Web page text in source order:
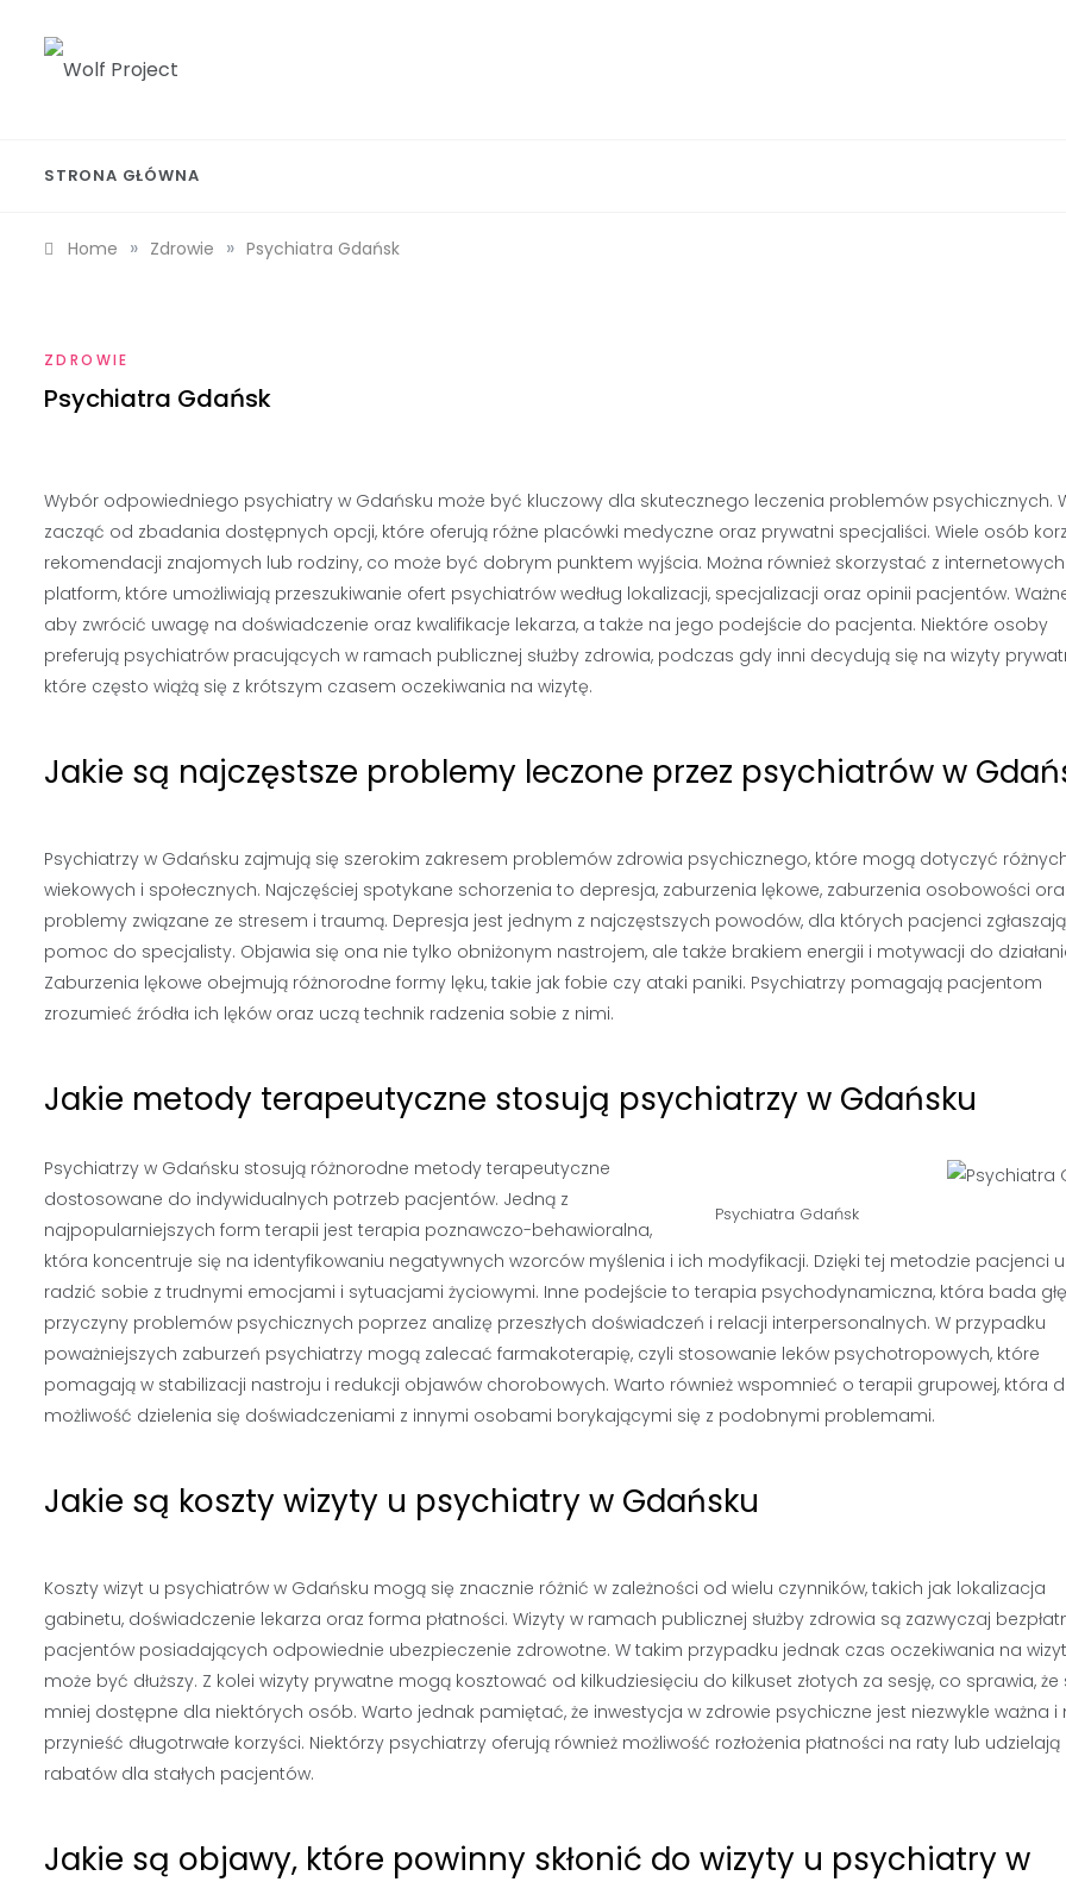
content
STRONA GŁÓWNA
Home » Zdrowie » Psychiatra Gdańsk
ZDROWIE
Psychiatra Gdańsk
Wybór odpowiedniego psychiatry w Gdańsku może być kluczowy dla skutecznego leczenia problemów psychicznych.
zacząć od zbadania dostępnych opcji, które oferują różne placówki medyczne oraz prywatni specjaliści. Wiele osób
rekomendacji znajomych lub rodziny, co może być dobrym punktem wyjścia. Można również skorzystać z internetowych
platform, które umożliwiają przeszukiwanie ofert psychiatrów według lokalizacji, specjalizacji oraz opinii pacjentów.
aby zwrócić uwagę na doświadczenie oraz kwalifikacje lekarza, a także na jego podejście do pacjenta. Niektóre osoby
preferują psychiatrów pracujących w ramach publicznej służby zdrowia, podczas gdy inni decydują się na wizyty
które często wiążą się z krótszym czasem oczekiwania na wizytę.
Jakie są najczęstsze problemy leczone przez psychiatrów w
Psychiatrzy w Gdańsku zajmują się szerokim zakresem problemów zdrowia psychicznego, które mogą dotyczyć
wiekowych i społecznych. Najczęściej spotykane schorzenia to depresja, zaburzenia lękowe, zaburzenia osobowości
problemy związane ze stresem i traumą. Depresja jest jednym z najczęstszych powodów, dla których pacjenci
pomoc do specjalisty. Objawia się ona nie tylko obniżonym nastrojem, ale także brakiem energii i motywacji do
Zaburzenia lękowe obejmują różnorodne formy lęku, takie jak fobie czy ataki paniki. Psychiatrzy pomagają pacjentom
zrozumieć źródła ich lęków oraz uczą technik radzenia sobie z nimi.
Jakie metody terapeutyczne stosują psychiatrzy w Gdańsku
Psychiatra Gdańsk
Psychiatrzy w Gdańsku stosują różnorodne metody terapeutyczne
dostosowane do indywidualnych potrzeb pacjentów. Jedną z
najpopularniejszych form terapii jest terapia poznawczo-behawioralna,
która koncentruje się na identyfikowaniu negatywnych wzorców myślenia i ich modyfikacji. Dzięki tej metodzie pacjenci
radzić sobie z trudnymi emocjami i sytuacjami życiowymi. Inne podejście to terapia psychodynamiczna, która bada
przyczyny problemów psychicznych poprzez analizę przeszłych doświadczeń i relacji interpersonalnych. W przypadku
poważniejszych zaburzeń psychiatrzy mogą zalecać farmakoterapię, czyli stosowanie leków psychotropowych, które
pomagają w stabilizacji nastroju i redukcji objawów chorobowych. Warto również wspomnieć o terapii grupowej, która
możliwość dzielenia się doświadczeniami z innymi osobami borykającymi się z podobnymi problemami.
Jakie są koszty wizyty u psychiatry w Gdańsku
Koszty wizyt u psychiatrów w Gdańsku mogą się znacznie różnić w zależności od wielu czynników, takich jak lokalizacja
gabinetu, doświadczenie lekarza oraz forma płatności. Wizyty w ramach publicznej służby zdrowia są zazwyczaj
pacjentów posiadających odpowiednie ubezpieczenie zdrowotne. W takim przypadku jednak czas oczekiwania na
może być dłuższy. Z kolei wizyty prywatne mogą kosztować od kilkudziesięciu do kilkuset złotych za sesję, co sprawia, że
mniej dostępne dla niektórych osób. Warto jednak pamiętać, że inwestycja w zdrowie psychiczne jest niezwykle ważna i
przynieść długotrwałe korzyści. Niektórzy psychiatrzy oferują również możliwość rozłożenia płatności na raty lub udzielają
rabatów dla stałych pacjentów.
Jakie są objawy, które powinny skłonić do wizyty u psychiatry w